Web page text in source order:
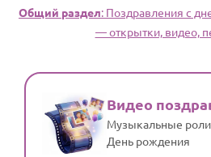
Общий раздел: Поздравления с
— открытки, видео,
Видео
Музыкальные
День рождения